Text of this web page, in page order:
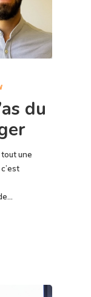
du
une